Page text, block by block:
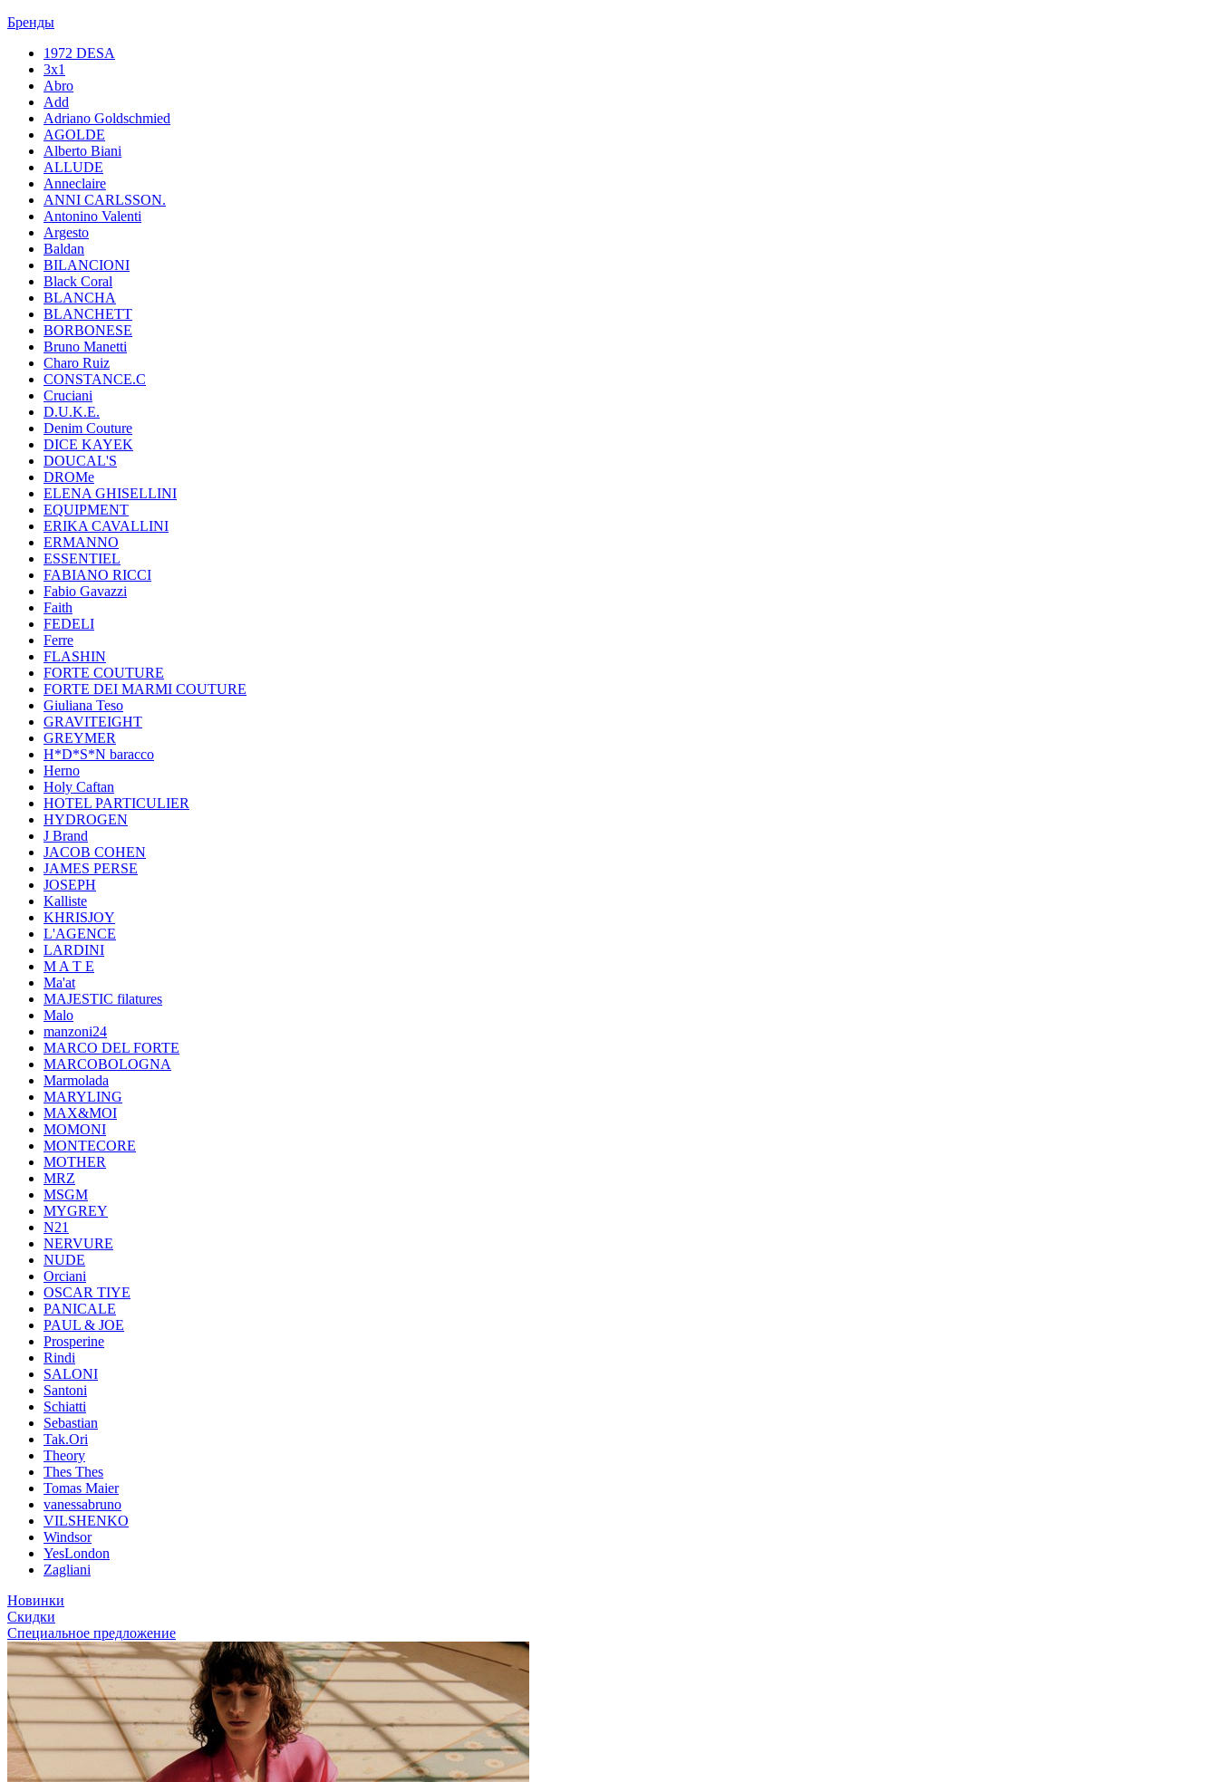
Бренды
1972 DESA
3x1
Abro
Add
Adriano Goldschmied
AGOLDE
Alberto Biani
ALLUDE
Anneclaire
ANNI CARLSSON.
Antonino Valenti
Argesto
Baldan
BILANCIONI
Black Coral
BLANCHA
BLANCHETT
BORBONESE
Bruno Manetti
Charo Ruiz
CONSTANCE.C
Cruciani
D.U.K.E.
Denim Couture
DICE KAYEK
DOUCAL'S
DROMe
ELENA GHISELLINI
EQUIPMENT
ERIKA CAVALLINI
ERMANNO
ESSENTIEL
FABIANO RICCI
Fabio Gavazzi
Faith
FEDELI
Ferre
FLASHIN
FORTE COUTURE
FORTE DEI MARMI COUTURE
Giuliana Teso
GRAVITEIGHT
GREYMER
H*D*S*N baracco
Herno
Holy Caftan
HOTEL PARTICULIER
HYDROGEN
J Brand
JACOB COHEN
JAMES PERSE
JOSEPH
Kalliste
KHRISJOY
L'AGENCE
LARDINI
M A T E
Ma'at
MAJESTIC filatures
Malo
manzoni24
MARCO DEL FORTE
MARCOBOLOGNA
Marmolada
MARYLING
MAX&MOI
MOMONI
MONTECORE
MOTHER
MRZ
MSGM
MYGREY
N21
NERVURE
NUDE
Orciani
OSCAR TIYE
PANICALE
PAUL & JOE
Prosperine
Rindi
SALONI
Santoni
Schiatti
Sebastian
Tak.Ori
Theory
Thes Thes
Tomas Maier
vanessabruno
VILSHENKO
Windsor
YesLondon
Zagliani
Новинки
Скидки
Специальное предложение